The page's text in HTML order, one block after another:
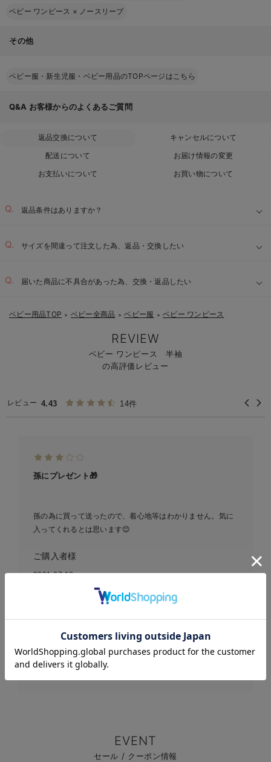
ベビー ワンピース × ノースリーブ
その他
ベビー服・新生児服・ベビー用品のTOPページはこちら
Q&A お客様からのよくあるご質問
返品交換について
キャンセルについて
配送について
お届け情報の変更
お支払いについて
お買い物について
返品条件はありますか？
サイズを間違って注文した為、返品・交換したい
届いた商品に不具合があった為、交換・返品したい
お気に入り商品を確認する
ベビー用品TOP ＞ ベビー全商品 ＞ ベビー服 ＞ ベビー ワンピース
REVIEW
ベビー ワンピース 半袖
の高評価レビュー
レビュー 4.43 14件
孫にプレゼント🎁
孫の為に買って送ったので、着心地等はわかりません。気に
入ってくれるとは思います😊
ご購入者様
2021-07-18
Seraph（セラフ）ボーダー
ドッキングキャミワンピー
ス
EVENT
セール / クーポン情報